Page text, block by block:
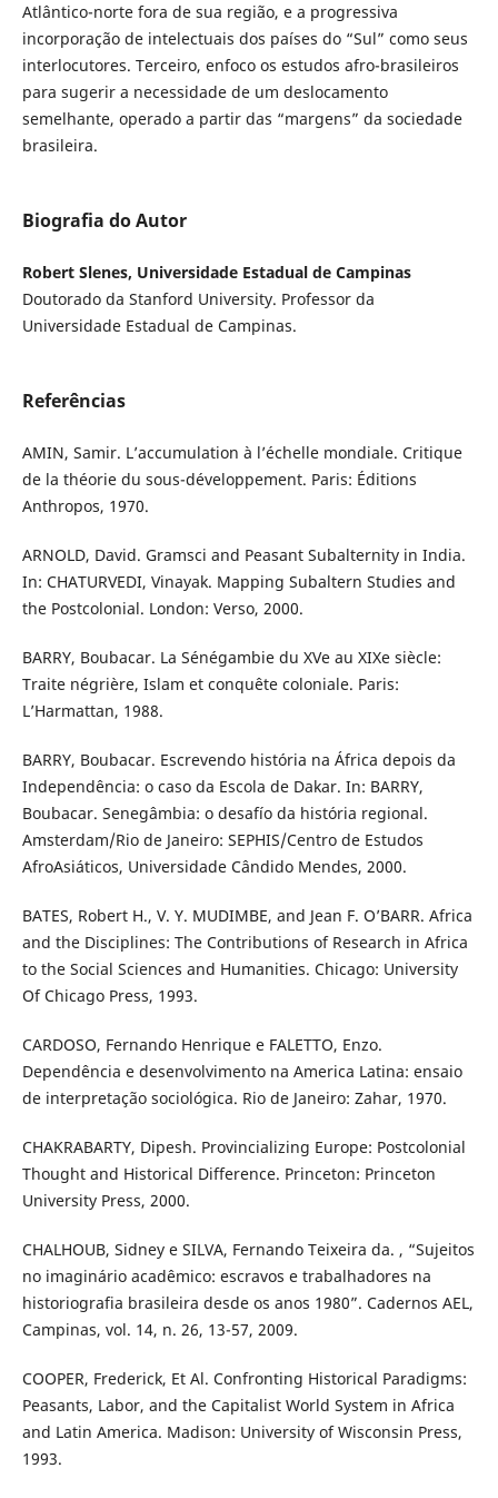
Atlântico-norte fora de sua região, e a progressiva
incorporação de intelectuais dos países do “Sul” como seus
interlocutores. Terceiro, enfoco os estudos afro-brasileiros
para sugerir a necessidade de um deslocamento
semelhante, operado a partir das “margens” da sociedade
brasileira.
Biografia do Autor
Robert Slenes, Universidade Estadual de Campinas
Doutorado da Stanford University. Professor da
Universidade Estadual de Campinas.
Referências
AMIN, Samir. L’accumulation à l’échelle mondiale. Critique
de la théorie du sous-développement. Paris: Éditions
Anthropos, 1970.
ARNOLD, David. Gramsci and Peasant Subalternity in India.
In: CHATURVEDI, Vinayak. Mapping Subaltern Studies and
the Postcolonial. London: Verso, 2000.
BARRY, Boubacar. La Sénégambie du XVe au XIXe siècle:
Traite négrière, Islam et conquête coloniale. Paris:
L’Harmattan, 1988.
BARRY, Boubacar. Escrevendo história na África depois da
Independência: o caso da Escola de Dakar. In: BARRY,
Boubacar. Senegâmbia: o desafío da história regional.
Amsterdam/Rio de Janeiro: SEPHIS/Centro de Estudos
AfroAsiáticos, Universidade Cândido Mendes, 2000.
BATES, Robert H., V. Y. MUDIMBE, and Jean F. O’BARR. Africa
and the Disciplines: The Contributions of Research in Africa
to the Social Sciences and Humanities. Chicago: University
Of Chicago Press, 1993.
CARDOSO, Fernando Henrique e FALETTO, Enzo.
Dependência e desenvolvimento na America Latina: ensaio
de interpretação sociológica. Rio de Janeiro: Zahar, 1970.
CHAKRABARTY, Dipesh. Provincializing Europe: Postcolonial
Thought and Historical Difference. Princeton: Princeton
University Press, 2000.
CHALHOUB, Sidney e SILVA, Fernando Teixeira da. , “Sujeitos
no imaginário acadêmico: escravos e trabalhadores na
historiografia brasileira desde os anos 1980”. Cadernos AEL,
Campinas, vol. 14, n. 26, 13-57, 2009.
COOPER, Frederick, Et Al. Confronting Historical Paradigms:
Peasants, Labor, and the Capitalist World System in Africa
and Latin America. Madison: University of Wisconsin Press,
1993.